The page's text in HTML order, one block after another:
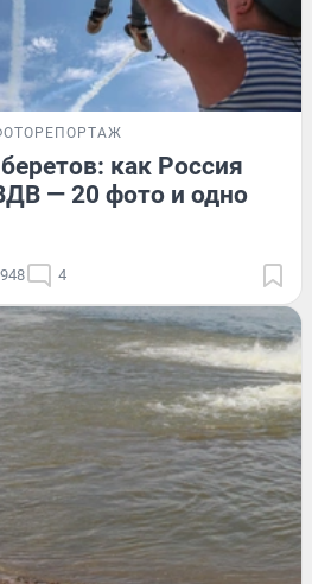
как Россия
— 20 фото и одно
4